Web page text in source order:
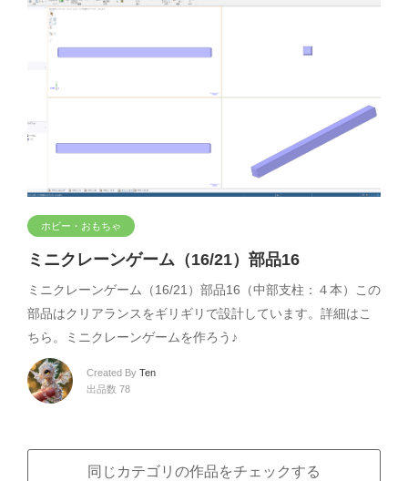
ホビー・おもちゃ
ミニクレーンゲーム（16/21）部品16
ミニクレーンゲーム（16/21）部品16（中部支柱：４本）この
部品はクリアランスをギリギリで設計しています。詳細はこ
ちら。ミニクレーンゲームを作ろう♪
Created By Ten
出品数 78
同じカテゴリの作品をチェックする